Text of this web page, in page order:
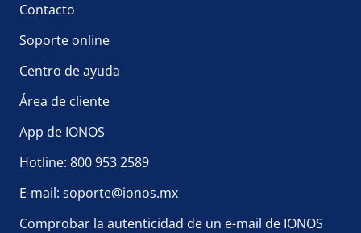
Contacto
Soporte online
Centro de ayuda
Área de cliente
App de IONOS
Hotline: 800 953 2589
E-mail: soporte@ionos.mx
Comprobar la autenticidad de un e-mail de IONOS